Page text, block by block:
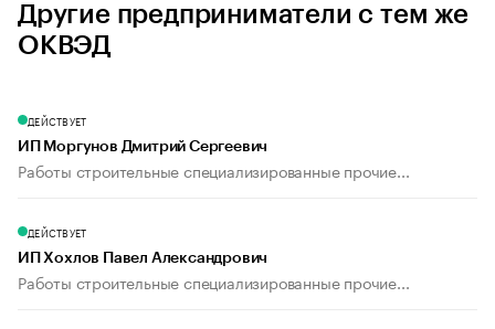
Другие предприниматели с тем же
ОКВЭД
ДЕЙСТВУЕТ
ИП Моргунов Дмитрий Сергеевич
Работы строительные специализированные прочие...
ДЕЙСТВУЕТ
ИП Хохлов Павел Александрович
Работы строительные специализированные прочие...